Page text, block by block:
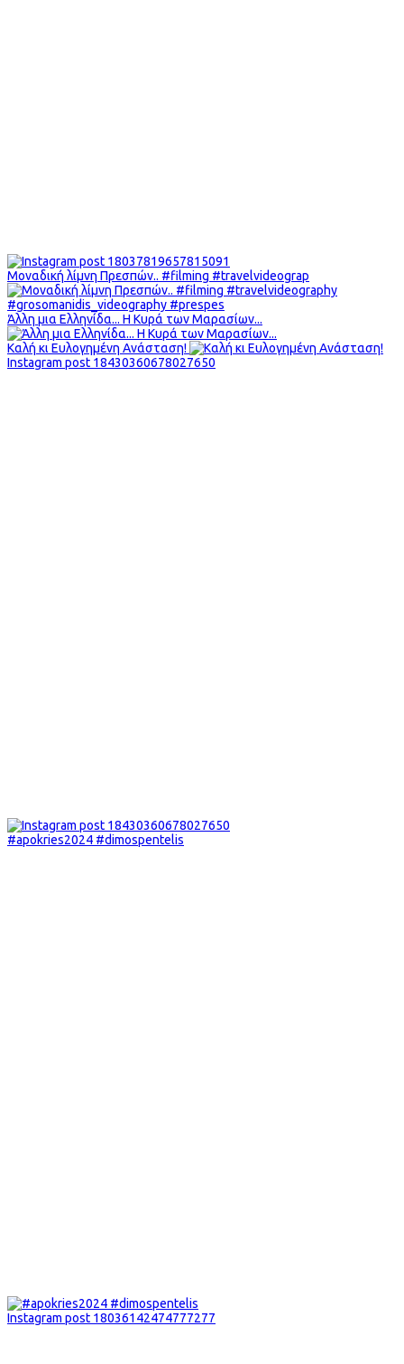
Μοναδική λίμνη Πρεσπών.. #filming #travelvideograp
Άλλη μια Ελληνίδα... Η Κυρά των Μαρασίων...
Καλή κι Ευλογημένη Ανάσταση!
Instagram post 18430360678027650
#apokries2024 #dimospentelis
Instagram post 18036142474777277